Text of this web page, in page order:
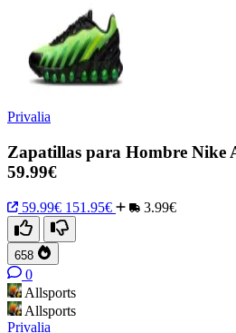
Privalia
Zapatillas para Hombre Nike
59.99€
59.99€ 151.95€ 3.99€
658
0
Allsports
Allsports
Privalia